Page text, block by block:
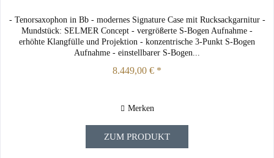
- Tenorsaxophon in Bb - modernes Signature Case mit Rucksackgarnitur -
Mundstück: SELMER Concept - vergrößerte S-Bogen Aufnahme -
erhöhte Klangfülle und Projektion - konzentrische 3-Punkt S-Bogen
Aufnahme - einstellbarer S-Bogen...
8.449,00 € *
Merken
ZUM PRODUKT